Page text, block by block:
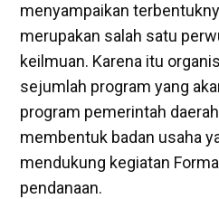
menyampaikan
merupakan salah satu
keilmuan. Karena itu
sejumlah program yang
program pemerintah
membentuk badan usaha
mendukung kegiatan
pendanaan.